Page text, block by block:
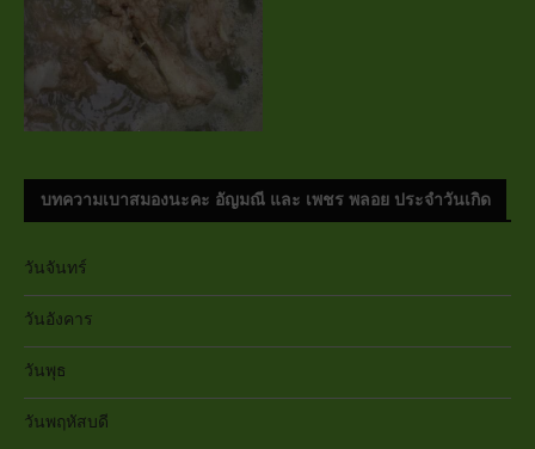
บทความเบาสมองนะคะ อัญมณี และ เพชร พลอย ประจำวันเกิด
วันจันทร์
วันอังคาร
วันพุธ
วันพฤหัสบดี